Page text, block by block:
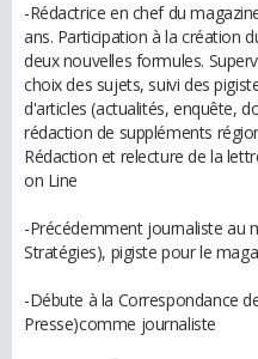
-Rédactrice en chef du
ans. Participation à la création
deux nouvelles formules.
choix des sujets, suivi des
d'articles (actualités, enquête,
rédaction de suppléments
Rédaction et relecture de la
on Line
-Précédemment journaliste au
Stratégies), pigiste pour le
-Débute à la Correspondance
Presse)comme journaliste